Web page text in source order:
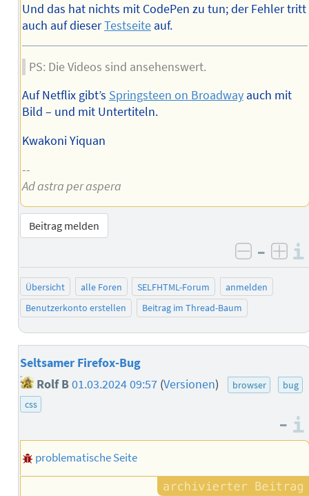
Und das hat nichts mit CodePen zu tun; der Fehler tritt
auch auf dieserTestseiteauf.
PS: Die Videos sind ansehenswert.
Auf Netflix gibt’s Springsteen on Broadwayauch mit
Bild – und mit Untertiteln.
Kwakoni Yiquan
--
Ad astra per aspera
Beitrag melden
negativ
–
Übersicht alle Foren SELFHTML-Forum
anmelden
Benutzerkonto erstellen
Beitrag im Thread-Baum
Seltsamer Firefox-Bug
Rolf B01.03.2024 09:57 (Versionen) browser
bug
css
–
problematische Seite